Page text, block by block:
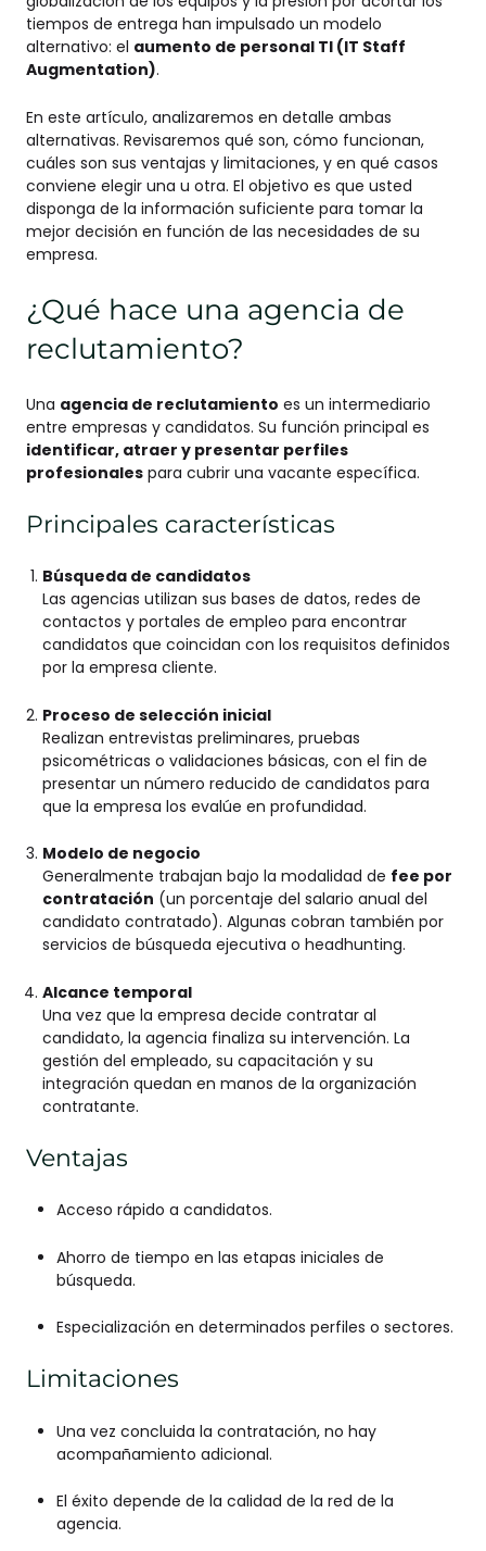
tiempos de entrega han impulsado un modelo
alternativo: el aumento de personal TI (IT Staff
Augmentation).
En este artículo, analizaremos en detalle ambas
alternativas. Revisaremos qué son, cómo funcionan,
cuáles son sus ventajas y limitaciones, y en qué casos
conviene elegir una u otra. El objetivo es que usted
disponga de la información suficiente para tomar la
mejor decisión en función de las necesidades de su
empresa.
¿Qué hace una agencia de
reclutamiento?
Una agencia de reclutamiento es un intermediario
entre empresas y candidatos. Su función principal es
identificar, atraer y presentar perfiles
profesionales para cubrir una vacante específica.
Principales características
Búsqueda de candidatos
Las agencias utilizan sus bases de datos, redes de
contactos y portales de empleo para encontrar
candidatos que coincidan con los requisitos definidos
por la empresa cliente.
Proceso de selección inicial
Realizan entrevistas preliminares, pruebas
psicométricas o validaciones básicas, con el fin de
presentar un número reducido de candidatos para
que la empresa los evalúe en profundidad.
Modelo de negocio
Generalmente trabajan bajo la modalidad de fee por
contratación (un porcentaje del salario anual del
candidato contratado). Algunas cobran también por
servicios de búsqueda ejecutiva o headhunting.
Alcance temporal
Una vez que la empresa decide contratar al
candidato, la agencia finaliza su intervención. La
gestión del empleado, su capacitación y su
integración quedan en manos de la organización
contratante.
Ventajas
Acceso rápido a candidatos.
Ahorro de tiempo en las etapas iniciales de
búsqueda.
Especialización en determinados perfiles o sectores.
Limitaciones
Una vez concluida la contratación, no hay
acompañamiento adicional.
El éxito depende de la calidad de la red de la
agencia.